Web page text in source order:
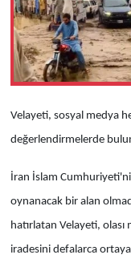
Velayeti, sosyal medya
değerlendirmelerde
İran İslam
oynanacak bir alan
hatırlatan Velayeti, olası
iradesini defalarca